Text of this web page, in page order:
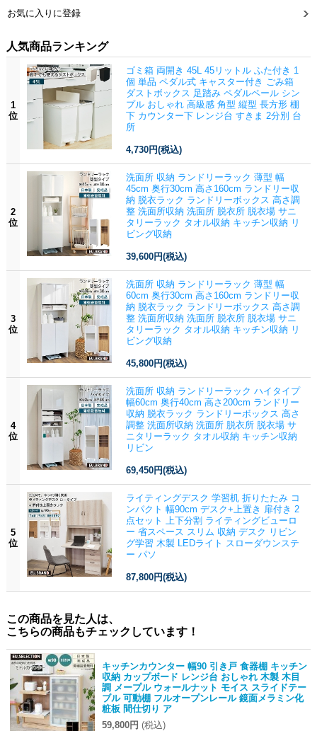
お気に入りに登録
人気商品ランキング
1
位
ゴミ箱 両開き 45L 45リットル ふた付き 1
個 単品 ペダル式 キャスター付き ごみ箱
ダストボックス 足踏み ペダルペール シン
プル おしゃれ 高級感 角型 縦型 長方形 棚
下 カウンター下 レンジ台 すきま 2分別 台
所
4,730円(税込)
2
位
洗面所 収納 ランドリーラック 薄型 幅
45cm 奥行30cm 高さ160cm ランドリー収
納 脱衣ラック ランドリーボックス 高さ調
整 洗面所収納 洗面所 脱衣所 脱衣場 サニ
タリーラック タオル収納 キッチン収納 リ
ビング収納
39,600円(税込)
3
位
洗面所 収納 ランドリーラック 薄型 幅
60cm 奥行30cm 高さ160cm ランドリー収
納 脱衣ラック ランドリーボックス 高さ調
整 洗面所収納 洗面所 脱衣所 脱衣場 サニ
タリーラック タオル収納 キッチン収納 リ
ビング収納
45,800円(税込)
4
位
洗面所 収納 ランドリーラック ハイタイプ
幅60cm 奥行40cm 高さ200cm ランドリー
収納 脱衣ラック ランドリーボックス 高さ
調整 洗面所収納 洗面所 脱衣所 脱衣場 サ
ニタリーラック タオル収納 キッチン収納
リビン
69,450円(税込)
5
位
ライティングデスク 学習机 折りたたみ コ
ンパクト 幅90cm デスク+上置き 扉付き 2
点セット 上下分割 ライティングビューロ
ー 省スペース スリム 収納 デスク リビン
グ学習 木製 LEDライト スローダウンステ
ー パソ
87,800円(税込)
この商品を見た人は、
こちらの商品もチェックしています！
キッチンカウンター 幅90 引き戸 食器棚 キッチン
収納 カップボード レンジ台 おしゃれ 木製 木目
調 メープル ウォールナット モイス スライドテー
ブル 可動棚 フルオープンレール 鏡面メラミン化
粧板 間仕切り ア
59,800円 (税込)